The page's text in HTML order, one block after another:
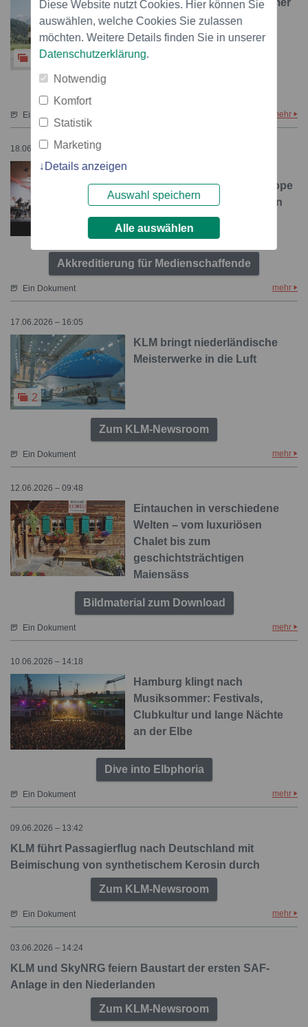
Start in den Alpkultur-Sommer
an der Lenk
Ein Dokument mehr
18.06.2026 – 15:52
Gstaad: Intendant Daniel Hope
setzt in der Jubiläumssaison
mit Weltstars und neuen
Formaten Akzente
Akkreditierung für Medienschaffende
Ein Dokument mehr
17.06.2026 – 16:05
2
KLM bringt niederländische
Meisterwerke in die Luft
Zum KLM-Newsroom
Ein Dokument mehr
12.06.2026 – 09:48
Eintauchen in verschiedene
Welten – vom luxuriösen
Chalet bis zum
geschichtsträchtigen
Maiensäss
Bildmaterial zum Download
Ein Dokument mehr
10.06.2026 – 14:18
Hamburg klingt nach
Musiksommer: Festivals,
Clubkultur und lange Nächte
an der Elbe
Dive into Elbphoria
Ein Dokument mehr
09.06.2026 – 13:42
KLM führt Passagierflug nach Deutschland mit
Beimischung von synthetischem Kerosin durch
Zum KLM-Newsroom
Ein Dokument mehr
03.06.2026 – 14:24
KLM und SkyNRG feiern Baustart der ersten SAF-
Anlage in den Niederlanden
Zum KLM-Newsroom
Diese Website nutzt Cookies. Hier können Sie
auswählen, welche Cookies Sie zulassen
möchten. Weitere Details finden Sie in unserer
Datenschutzerklärung.
Notwendig
Komfort
Statistik
Marketing
Details anzeigen
Auswahl speichern
Alle auswählen